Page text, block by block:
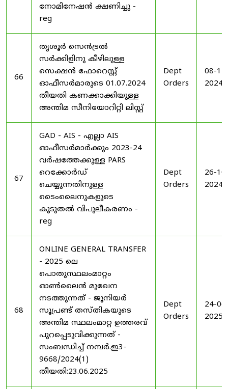
നോമിനേഷൻ ക്ഷണിച്ചു -
reg
66
തൃശൂർ സെൻട്രൽ
സർക്കിളിനു കീഴിലുള്ള
സെക്ഷൻ ഫോറെസ്റ്റ്
ഓഫീസർമാരുടെ 01.07.2024
തീയതി കണക്കാക്കിയുള്ള
അന്തിമ സീനിയോറിറ്റി ലിസ്റ്റ്
Dept
Orders
08-
2024
67
GAD - AIS - എല്ലാ AIS
ഓഫീസർമാർക്കും 2023-24
വർഷത്തേക്കുള്ള PARS
റെക്കോർഡ്
ചെയ്യുന്നതിനുള്ള
ടൈംലൈനുകളുടെ
കൂടുതൽ വിപുലീകരണം -
reg
Dept
Orders
26-
2024
68
ONLINE GENERAL TRANSFER
- 2025 ലെ
പൊതുസ്ഥലംമാറ്റം
ഓൺലൈൻ മുഖേന
നടത്തുന്നത് - ജൂനിയർ
സൂപ്രണ്ട് തസ്തികയുടെ
അന്തിമ സ്ഥലംമാറ്റ ഉത്തരവ്
പുറപ്പെടുവിക്കുന്നത് -
സംബന്ധിച്ച് നമ്പർ.ഇ3-
9668/2024(1)
തീയതി:23.06.2025
Dept
Orders
24-
2025